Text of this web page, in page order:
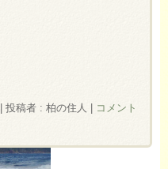
投稿者 : 柏の住人
コメント